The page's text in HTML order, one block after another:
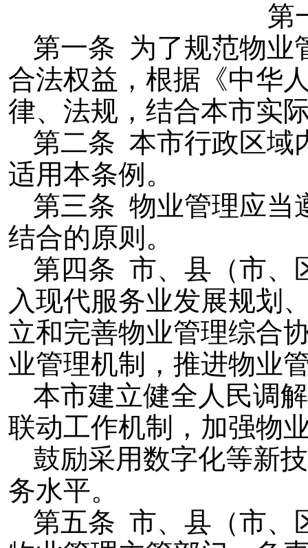
第
第一条 为了规范物业
合法权益，根据《中华
律、法规，结合本市实
第二条 本市行政区域
适用本条例。
第三条 物业管理应当
结合的原则。
第四条 市、县（市、
入现代服务业发展规划
立和完善物业管理综合
业管理机制，推进物业
本市建立健全人民调
联动工作机制，加强物
鼓励采用数字化等新
务水平。
第五条 市、县（市、